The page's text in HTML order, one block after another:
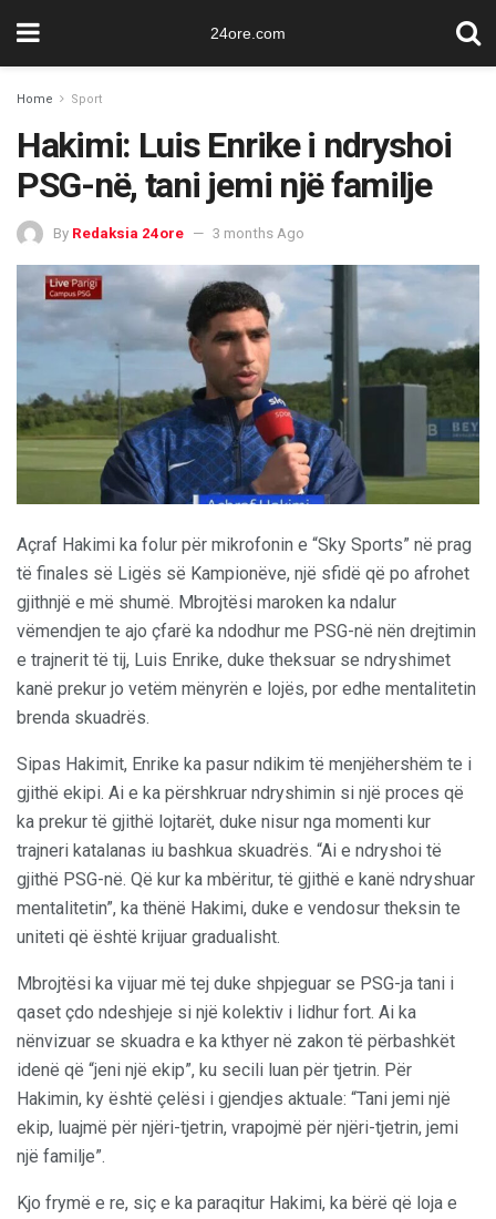
24ore.com
Home Sport
Hakimi: Luis Enrike i ndryshoi
PSG-në, tani jemi një familje
By Redaksia 24ore 3 months Ago
Açraf Hakimi ka folur për mikrofonin e “Sky Sports” në prag
të finales së Ligës së Kampionëve, një sfidë që po afrohet
gjithnjë e më shumë. Mbrojtësi maroken ka ndalur
vëmendjen te ajo çfarë ka ndodhur me PSG-në nën drejtimin
e trajnerit të tij, Luis Enrike, duke theksuar se ndryshimet
kanë prekur jo vetëm mënyrën e lojës, por edhe mentalitetin
brenda skuadrës.
Sipas Hakimit, Enrike ka pasur ndikim të menjëhershëm te i
gjithë ekipi. Ai e ka përshkruar ndryshimin si një proces që
ka prekur të gjithë lojtarët, duke nisur nga momenti kur
trajneri katalanas iu bashkua skuadrës. “Ai e ndryshoi të
gjithë PSG-në. Që kur ka mbëritur, të gjithë e kanë ndryshuar
mentalitetin”, ka thënë Hakimi, duke e vendosur theksin te
uniteti që është krijuar gradualisht.
Mbrojtësi ka vijuar më tej duke shpjeguar se PSG-ja tani i
qaset çdo ndeshjeje si një kolektiv i lidhur fort. Ai ka
nënvizuar se skuadra e ka kthyer në zakon të përbashkët
idenë që “jeni një ekip”, ku secili luan për tjetrin. Për
Hakimin, ky është çelësi i gjendjes aktuale: “Tani jemi një
ekip, luajmë për njëri-tjetrin, vrapojmë për njëri-tjetrin, jemi
një familje”.
Kjo frymë e re, siç e ka paraqitur Hakimi, ka bërë që loja e